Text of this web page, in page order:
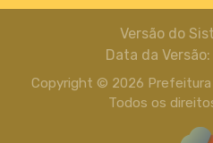
Versão do
Data da
Copyright © 2026 Prefeitura
Todos os